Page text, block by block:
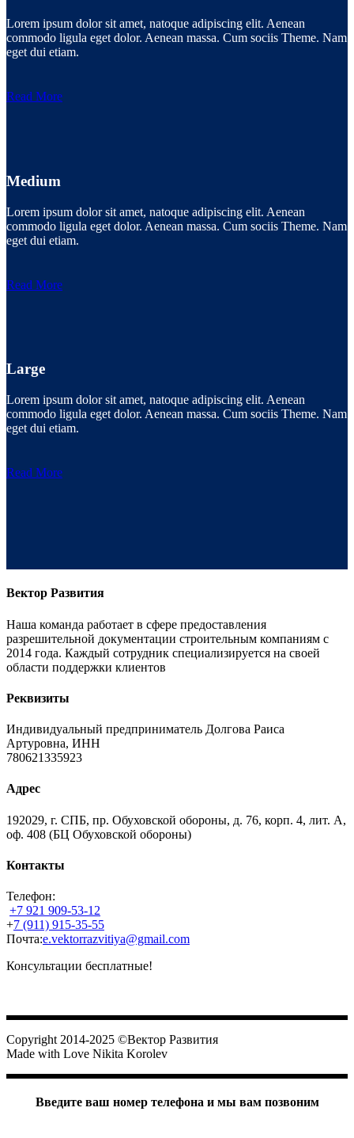
Lorem ipsum dolor sit amet, natoque adipiscing elit. Aenean
commodo ligula eget dolor. Aenean massa. Cum sociis Theme. Nam
eget dui etiam.
Read More
Medium
Lorem ipsum dolor sit amet, natoque adipiscing elit. Aenean
commodo ligula eget dolor. Aenean massa. Cum sociis Theme. Nam
eget dui etiam.
Read More
Large
Lorem ipsum dolor sit amet, natoque adipiscing elit. Aenean
commodo ligula eget dolor. Aenean massa. Cum sociis Theme. Nam
eget dui etiam.
Read More
Вектор Развития
Наша команда работает в сфере предоставления
разрешительной документации строительным компаниям с
2014 года. Каждый сотрудник специализируется на своей
области поддержки клиентов
Реквизиты
Индивидуальный предприниматель Долгова Раиса
Артуровна, ИНН
780621335923
Адрес
192029, г. СПБ, пр. Обуховской обороны, д. 76, корп. 4, лит. А,
оф. 408 (БЦ Обуховской обороны)
Контакты
Телефон:
+7 921 909-53-12
+7 (911) 915-35-55
Почта:e.vektorrazvitiya@gmail.com
Консультации бесплатные!
Copyright 2014-2025 ©Вектор Развития
Made with Love Nikita Korolev
Введите ваш номер телефона и мы вам позвоним